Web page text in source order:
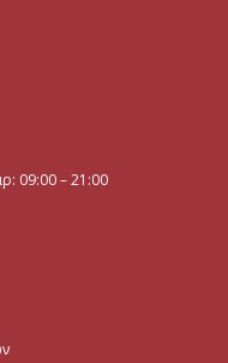
09:00 – 21:00